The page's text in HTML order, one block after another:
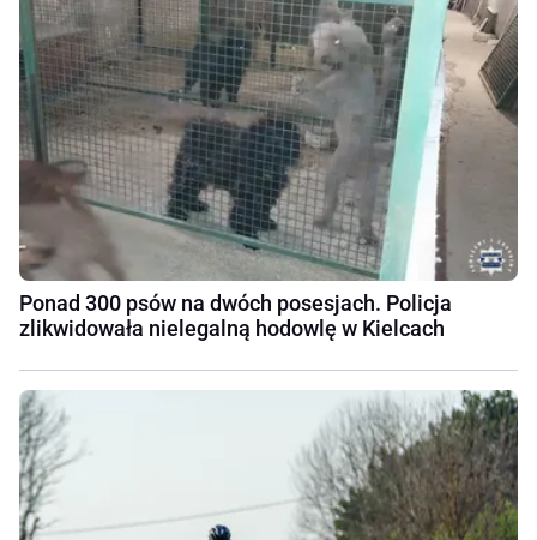
Ponad 300 psów na dwóch posesjach. Policja
zlikwidowała nielegalną hodowlę w Kielcach